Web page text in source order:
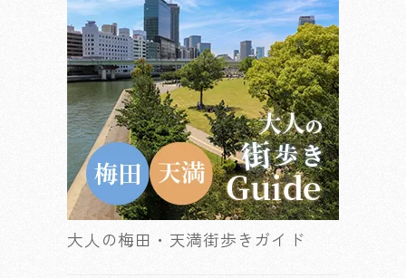
大人の梅田・天満街歩きガイド